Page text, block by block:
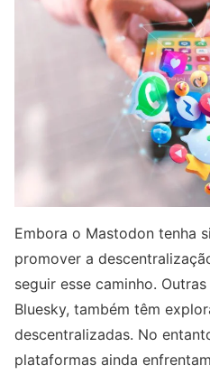
Embora o Mastodon tenha
promover a
seguir esse caminho.
Bluesky, também têm
descentralizadas. No
plataformas ainda